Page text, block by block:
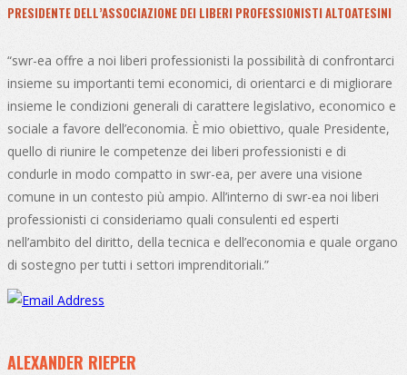
PRESIDENTE DELL’ASSOCIAZIONE DEI LIBERI PROFESSIONISTI ALTOATESINI
“swr-ea offre a noi liberi professionisti la possibilità di confrontarci
insieme su importanti temi economici, di orientarci e di migliorare
insieme le condizioni generali di carattere legislativo, economico e
sociale a favore dell’economia. È mio obiettivo, quale Presidente,
quello di riunire le competenze dei liberi professionisti e di
condurle in modo compatto in swr-ea, per avere una visione
comune in un contesto più ampio. All’interno di swr-ea noi liberi
professionisti ci consideriamo quali consulenti ed esperti
nell’ambito del diritto, della tecnica e dell’economia e quale organo
di sostegno per tutti i settori imprenditoriali.”
ALEXANDER RIEPER